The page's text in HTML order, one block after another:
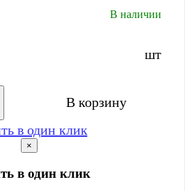
В наличии
шт
В корзину
в один клик
×
в один клик